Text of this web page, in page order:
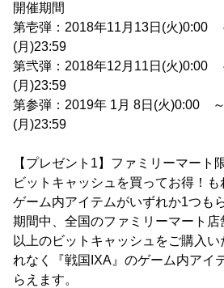
開催期間
第壱弾：2018年11月13日(火)0:00
(月)23:59
第弐弾：2018年12月11日(火)0:00
(月)23:59
第参弾：2019年 1月 8日(火)0:00
(月)23:59
【プレゼント1】ファミリーマート
ビットキャッシュを買ってお得！
ゲーム内アイテムがいずれか1つも
期間中、全国のファミリーマート店
以上のビットキャッシュをご購入
れなく『戦国IXA』のゲーム内アイ
らえます。